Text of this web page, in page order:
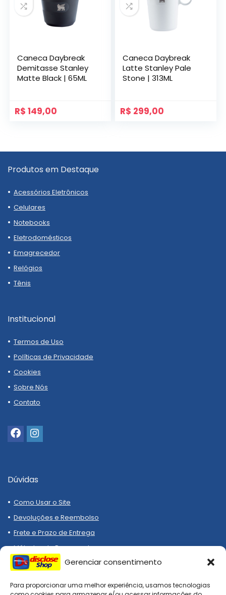
Gerenciar consentimento
Para proporcionar uma melhor experiência, usamos tecnologias
Caneca Daybreak
Demitasse Stanley
Matte Black | 65ML
R$ 149,00
Caneca Daybreak
Latte Stanley Pale
Stone | 313ML
R$ 299,00
Produtos em Destaque
Acessórios Eletrônicos
Celulares
Notebooks
Eletrodomésticos
Emagrecedor
Relógios
Tênis
Institucional
Termos de Uso
Políticas de Privacidade
Cookies
Sobre Nós
Contato
Dúvidas
Como Usar o Site
Devoluções e Reembolso
Frete e Prazo de Entrega
Métodos de Pagamento